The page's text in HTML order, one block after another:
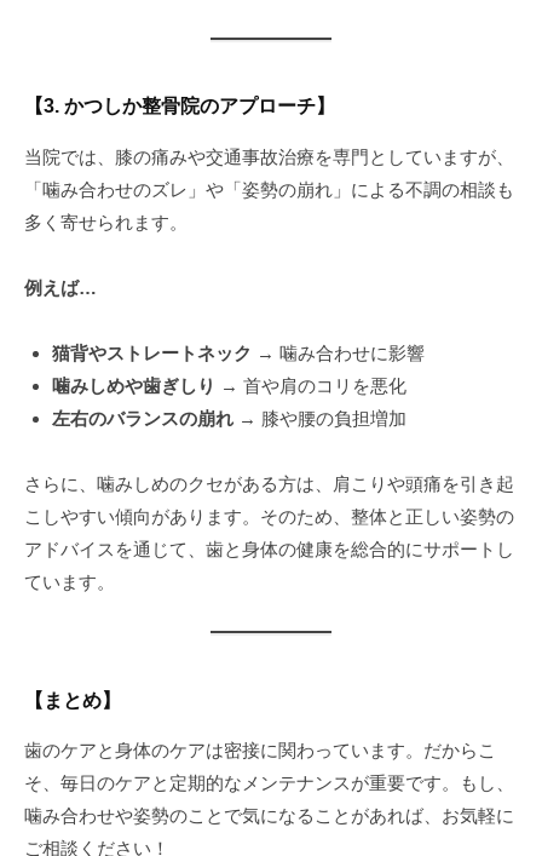
【3. かつしか整骨院のアプローチ】
当院では、膝の痛みや交通事故治療を専門としていますが、
「噛み合わせのズレ」や「姿勢の崩れ」による不調の相談も
多く寄せられます。
例えば…
猫背やストレートネック → 噛み合わせに影響
噛みしめや歯ぎしり → 首や肩のコリを悪化
左右のバランスの崩れ→ 膝や腰の負担増加
さらに、噛みしめのクセがある方は、肩こりや頭痛を引き起
こしやすい傾向があります。そのため、整体と正しい姿勢の
アドバイスを通じて、歯と身体の健康を総合的にサポートし
ています。
【まとめ】
歯のケアと身体のケアは密接に関わっています。だからこ
そ、毎日のケアと定期的なメンテナンスが重要です。もし、
噛み合わせや姿勢のことで気になることがあれば、お気軽に
ご相談ください！